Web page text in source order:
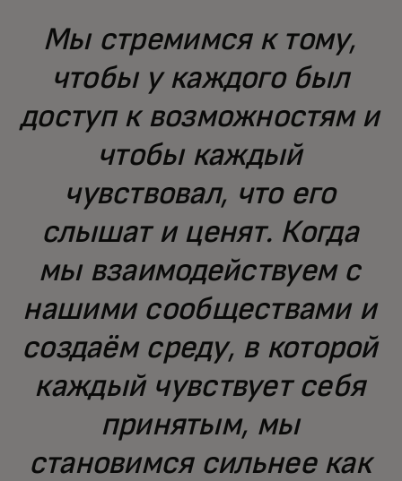
Мы стремимся к тому,
чтобы у каждого был
доступ к возможностям и
чтобы каждый
чувствовал, что его
слышат и ценят. Когда
мы взаимодействуем с
нашими сообществами и
создаём среду, в которой
каждый чувствует себя
принятым, мы
становимся сильнее как